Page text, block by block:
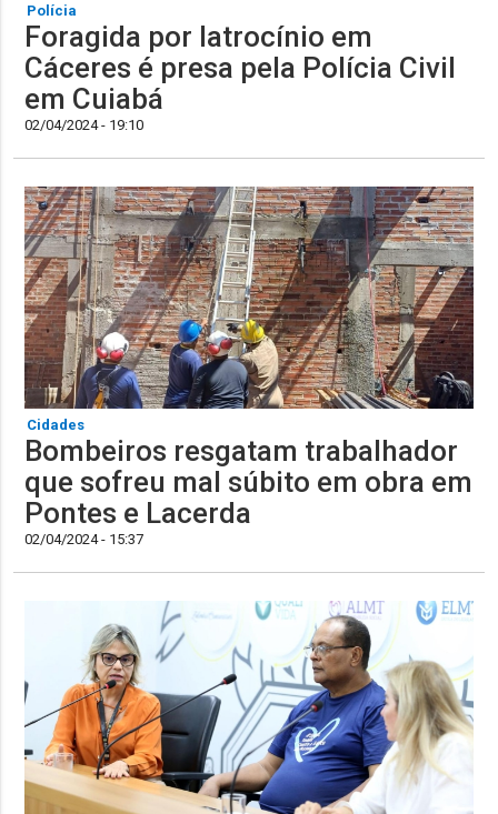
Polícia
Foragida por latrocínio em
Cáceres é presa pela Polícia Civil
em Cuiabá
02/04/2024 - 19:10
Cidades
Bombeiros resgatam trabalhador
que sofreu mal súbito em obra em
Pontes e Lacerda
02/04/2024 - 15:37